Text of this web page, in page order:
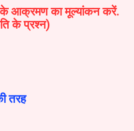
के आक्रमण का मूल्यांकन करें.
के प्रश्न)
तरह